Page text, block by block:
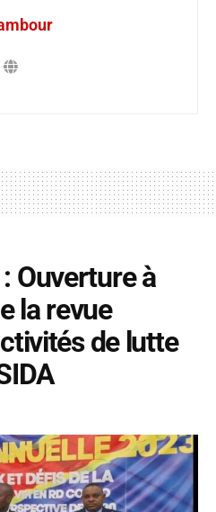
Ouverture à
la revue
de lutte